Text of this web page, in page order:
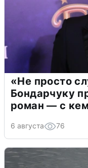
«Не просто
Бондарчуку
роман — с
6 августа 76